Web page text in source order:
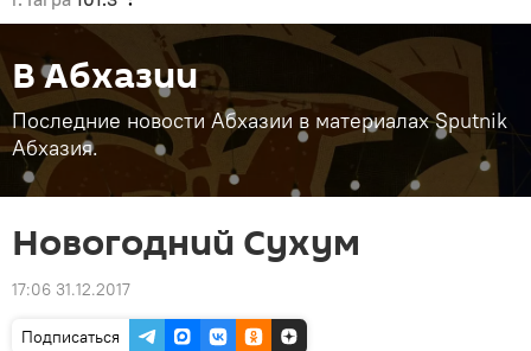
В Абхазии
Последние новости Абхазии в материалах Sputnik
Абхазия.
Новогодний Сухум
17:06 31.12.2017
Подписаться